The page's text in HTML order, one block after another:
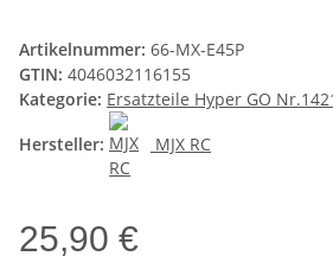
Artikelnummer: 66-MX-E45P
GTIN: 4046032116155
Kategorie: Ersatzteile Hyper GO
Hersteller:
MJX RC
25,90 €